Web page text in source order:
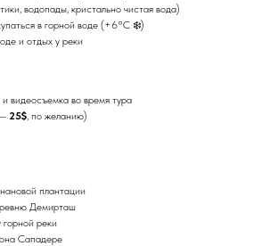
водопады, кристально чистая вода)
в горной воде (+6°C ❄️)
и отдых у реки
видеосъемка во время тура
25$, по желанию)
плантации
Демирташ
реки
Сападере